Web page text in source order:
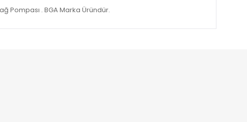
Pompası . BGA Marka Üründür.